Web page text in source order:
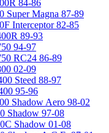
84-86
Super Magna 87-89
Interceptor 82-85
89-93
94-97
RC24 86-89
02-09
Steed 88-97
95-96
Shadow Aero 98-02
Shadow 97-08
Shadow 01-08